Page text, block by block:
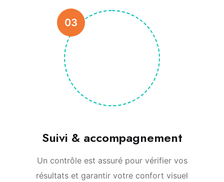
03
Suivi & accompagnement
Un contrôle est assuré pour vérifier vos
résultats et garantir votre confort visuel